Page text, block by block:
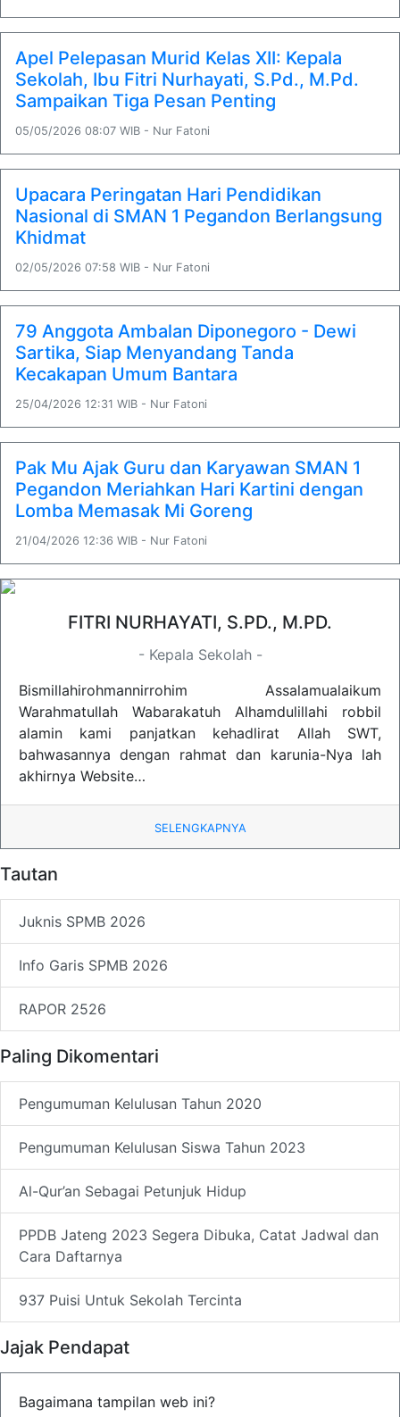
Apel Pelepasan Murid Kelas XII: Kepala
Sekolah, Ibu Fitri Nurhayati, S.Pd., M.Pd.
Sampaikan Tiga Pesan Penting
05/05/2026 08:07 WIB - Nur Fatoni
Upacara Peringatan Hari Pendidikan
Nasional di SMAN 1 Pegandon Berlangsung
Khidmat
02/05/2026 07:58 WIB - Nur Fatoni
79 Anggota Ambalan Diponegoro - Dewi
Sartika, Siap Menyandang Tanda
Kecakapan Umum Bantara
25/04/2026 12:31 WIB - Nur Fatoni
Pak Mu Ajak Guru dan Karyawan SMAN 1
Pegandon Meriahkan Hari Kartini dengan
Lomba Memasak Mi Goreng
21/04/2026 12:36 WIB - Nur Fatoni
FITRI NURHAYATI, S.PD., M.PD.
- Kepala Sekolah -
Bismillahirohmannirrohim Assalamualaikum
Warahmatullah Wabarakatuh Alhamdulillahi robbil
alamin kami panjatkan kehadlirat Allah SWT,
bahwasannya dengan rahmat dan karunia-Nya lah
akhirnya Website…
SELENGKAPNYA
Tautan
Juknis SPMB 2026
Info Garis SPMB 2026
RAPOR 2526
Paling Dikomentari
Pengumuman Kelulusan Tahun 2020
Pengumuman Kelulusan Siswa Tahun 2023
Al-Qur’an Sebagai Petunjuk Hidup
PPDB Jateng 2023 Segera Dibuka, Catat Jadwal dan
Cara Daftarnya
937 Puisi Untuk Sekolah Tercinta
Jajak Pendapat
Bagaimana tampilan web ini?